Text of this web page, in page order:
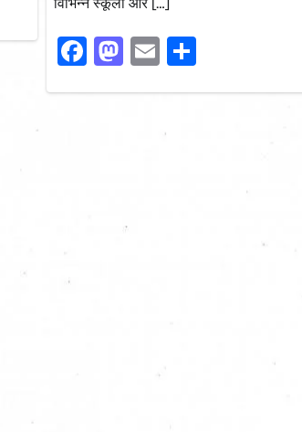
विभिन्न स्कूलों और […]
Facebook
Mastodon
EmailShare